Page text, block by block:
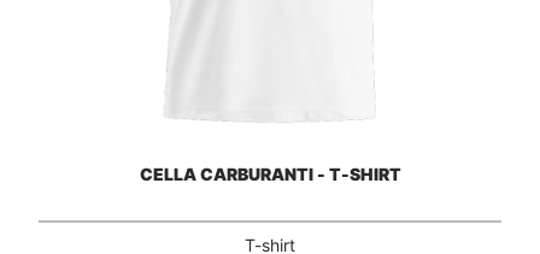
CELLA CARBURANTI - T-SHIRT
T-shirt